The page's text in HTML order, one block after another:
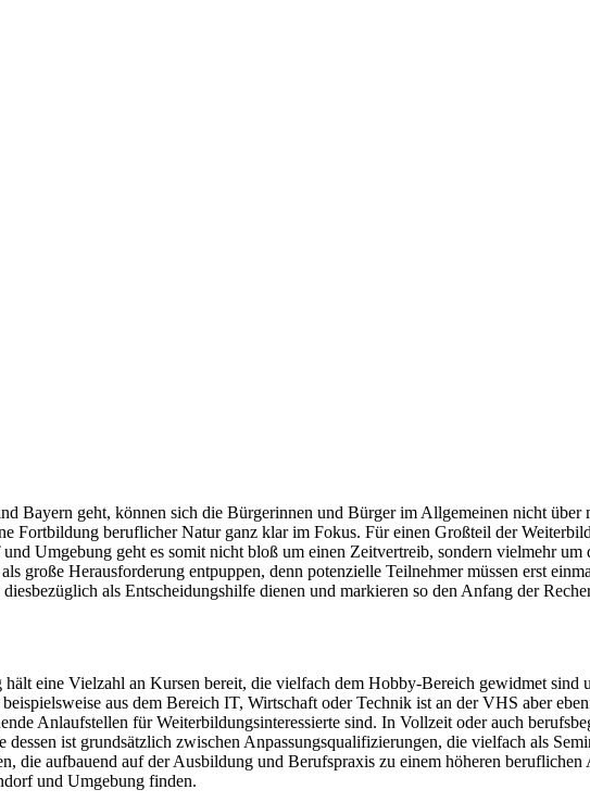
Bayern geht, können sich die Bürgerinnen und Bürger im Allgemeinen nicht über
Fortbildung beruflicher Natur ganz klar im Fokus. Für einen Großteil der
und Umgebung geht es somit nicht bloß um einen Zeitvertreib, sondern vielmehr
große Herausforderung entpuppen, denn potenzielle Teilnehmer müssen erst
als Entscheidungshilfe dienen und markieren so den Anfang der
eine Vielzahl an Kursen bereit, die vielfach dem Hobby-Bereich gewidmet sind
aus dem Bereich IT, Wirtschaft oder Technik ist an der VHS aber
Anlaufstellen für Weiterbildungsinteressierte sind. In Vollzeit oder auch
ist grundsätzlich zwischen Anpassungsqualifizierungen, die vielfach als
die aufbauend auf der Ausbildung und Berufspraxis zu einem höheren
und Umgebung finden.